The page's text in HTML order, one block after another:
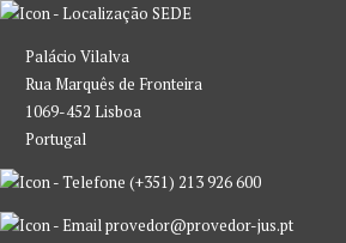
SEDE
Palácio Vilalva
Rua Marquês de Fronteira
1069-452 Lisboa
Portugal
(+351) 213 926 600
provedor@provedor-jus.pt